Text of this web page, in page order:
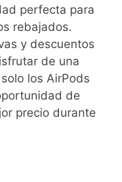
perfecta para
rebajados.
y descuentos
de una
los AirPods
de
precio durante